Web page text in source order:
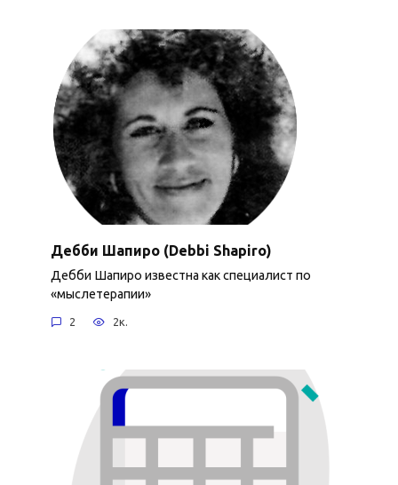
Дебби Шапиро (Debbi Shapiro)
Дебби Шапиро известна как специалист по
«мыслетерапии»
2 2к.